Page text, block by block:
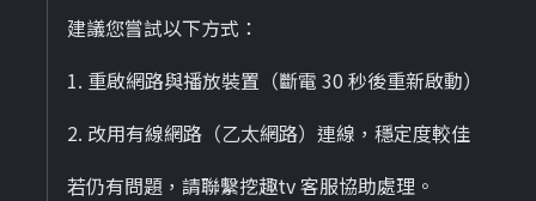
建議您嘗試以下方式：
1. 重啟網路與播放裝置（斷電 30 秒後重新啟動）
2. 改用有線網路（乙太網路）連線，穩定度較佳
若仍有問題，請聯繫挖趣tv 客服協助處理。